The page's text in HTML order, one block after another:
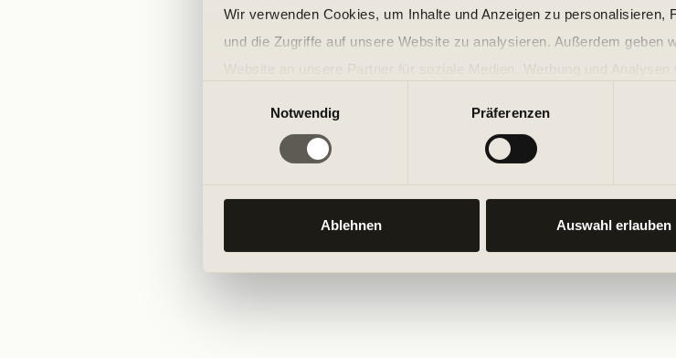
Wir verwenden Cookies, um Inhalte und Anzeigen zu personalisieren,
und die Zugriffe auf unsere Website zu analysieren. Außerdem geben
der Dienste gesammelt haben.
Notwendig
Präferenzen
Ablehnen Auswahl erlauben